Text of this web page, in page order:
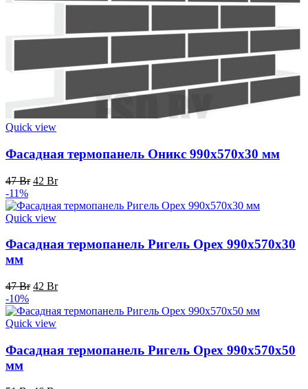
Quick view
Фасадная термопанель Оникс 990x570x30 мм
47Br Первоначальная
составляла
47 Br.
42 BrТекущая
42 Br.
-11%
Quick view
Фасадная термопанель Ригель Орех 990x570x30
мм
47Br Первоначальная
составляла
47 Br.
42 BrТекущая
42 Br.
-10%
Quick view
Фасадная термопанель Ригель Орех 990x570x50
мм